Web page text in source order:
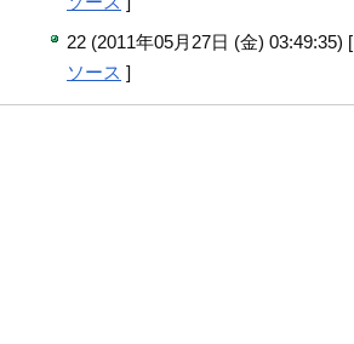
22 (2011年05月27日 (金) 03:49:35) [
ソース ]